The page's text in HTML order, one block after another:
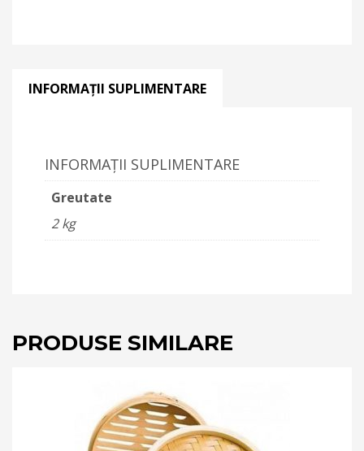
INFORMAȚII SUPLIMENTARE
INFORMAȚII SUPLIMENTARE
Greutate
2 kg
PRODUSE SIMILARE